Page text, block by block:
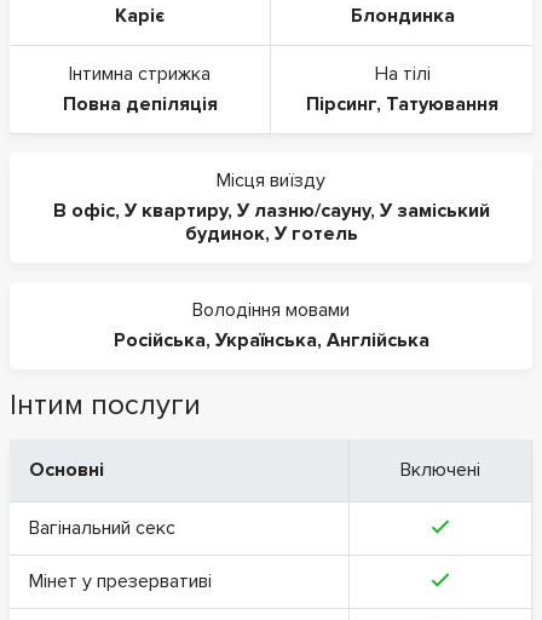
Каріє
Блондинка
Інтимна стрижка
Повна депіляція
На тілі
Пірсинг, Татуювання
Місця виїзду
В офіс, У квартиру, У лазню/сауну, У заміський
будинок, У готель
Володіння мовами
Російська, Українська, Англійська
Інтим послуги
Основні Включені
Вагінальний секс
Мінет у презервативі